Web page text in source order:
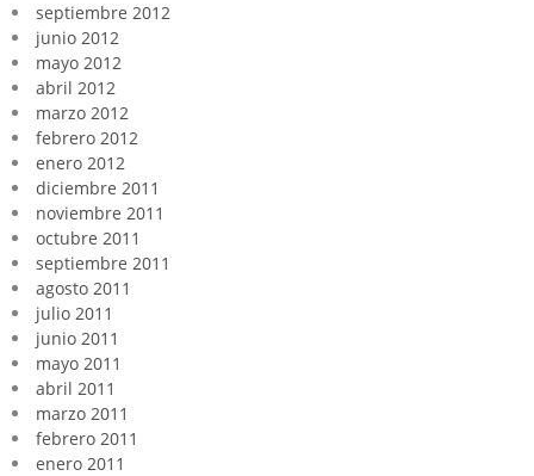
septiembre 2012
junio 2012
mayo 2012
abril 2012
marzo 2012
febrero 2012
enero 2012
diciembre 2011
noviembre 2011
octubre 2011
septiembre 2011
agosto 2011
julio 2011
junio 2011
mayo 2011
abril 2011
marzo 2011
febrero 2011
enero 2011